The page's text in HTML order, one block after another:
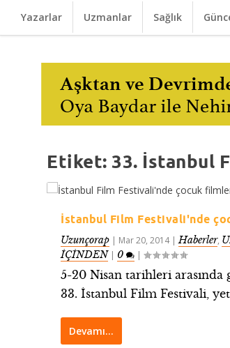
Yazarlar Uzmanlar Sağlık
Etiket:33. İstanbul
İstanbul Film Festivali'nde
Uzunçorap | Mar 20, 2014|Haberler,
İÇİNDEN| 0 |
5-20 Nisan tarihleri arasında
33. İstanbul Film Festivali,
Devamı…